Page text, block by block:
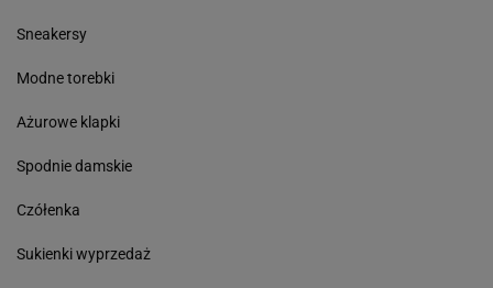
Sneakersy
Modne torebki
Ażurowe klapki
Spodnie damskie
Czółenka
Sukienki wyprzedaż